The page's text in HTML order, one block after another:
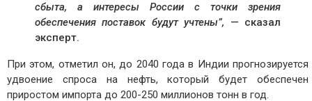
сбыта, а интересы России с точки зрения
обеспечения поставок будут учтены”, — сказал
эксперт.
При этом, отметил он, до 2040 года в Индии прогнозируется
удвоение спроса на нефть, который будет обеспечен
приростом импорта до 200-250 миллионов тонн в год.